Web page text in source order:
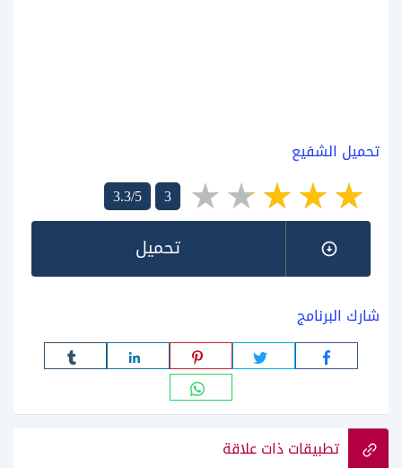
تحميل الشفيع
3.3/5
3
تحميل
شارك البرنامج
تطبيقات ذات علاقة